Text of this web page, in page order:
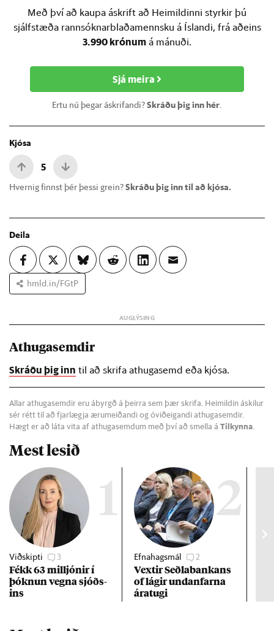
Með því að kaupa áskrift að Heimildinni styrkir þú
sjálfstæða rannsóknarblaðamennsku á Íslandi, frá aðeins
3.990 krónum á mánuði.
Sjá meira
Ertu nú þegar áskrifandi?Skráðu þig inn hér.
Kjósa
5
Hvernig finnst þér þessi grein?Skráðu þig inn til að kjósa.
Deila
hmld.in/FGtP
Athugasemdir
Skráðu þig inn til að skrifa athugasemd eða kjósa.
Allar athugasemdir eru ábyrgð á þeirra sem þær skrifa. Heimildin áskilur
sér rétt til að fjarlægja ærumeiðandi og óviðeigandi athugasemdir.
Hægt er að láta vita af athugasemdum með því að smella á Tilkynna
Mest lesið
1
Viðskipti 3
Fékk 63 millj­ón­ir í
þókn­un vegna sjóðs­
ins
2
Efnahagsmál 2
Vext­ir Seðla­bank­ans
of lág­ir und­an­farna
ára­tugi